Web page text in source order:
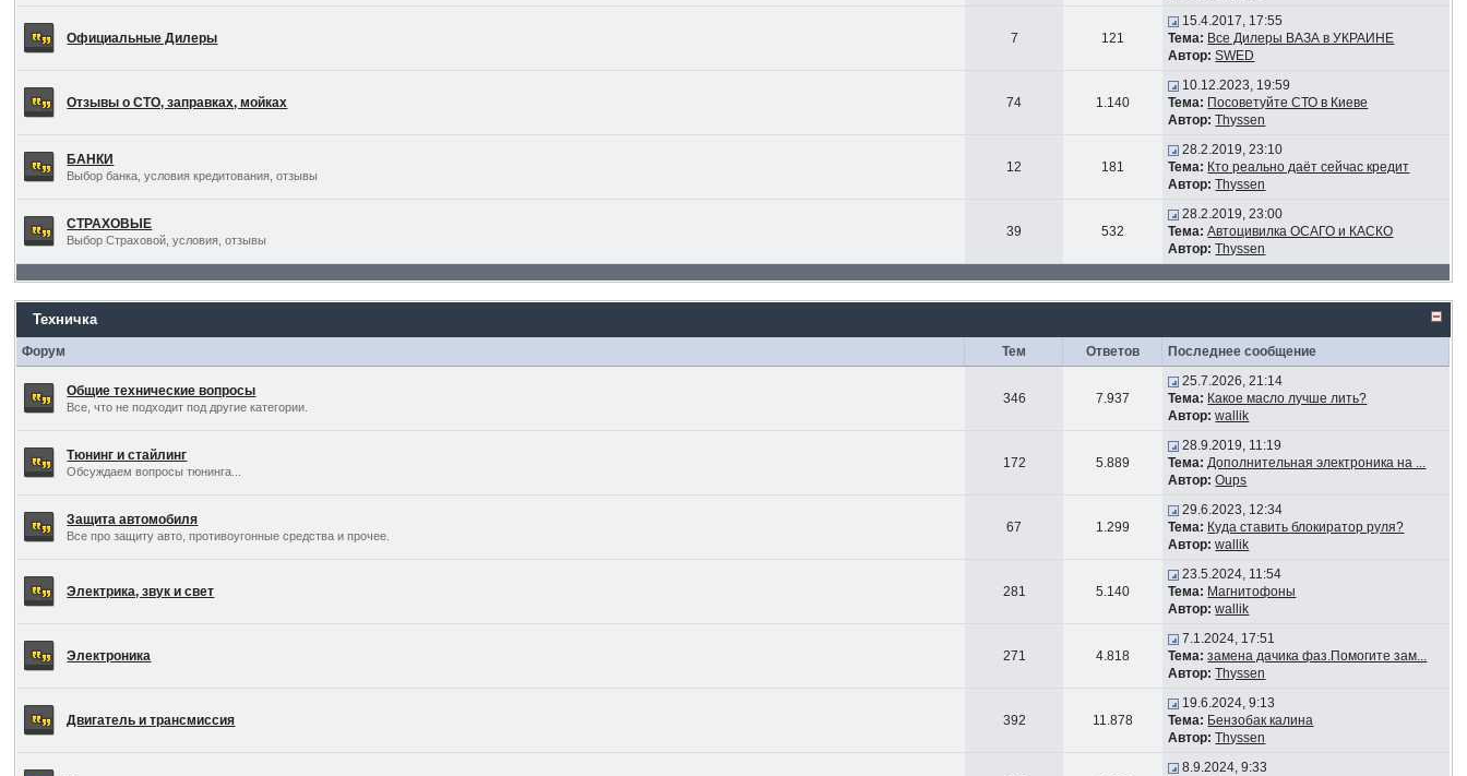
Официальные Дилеры 7 121
15.4.2017, 17:55
Тема: Все Дилеры ВАЗА в УКРАИНЕ
Автор: SWED
Отзывы о СТО, заправках, мойках 74 1.140
10.12.2023, 19:59
Тема: Посоветуйте СТО в Киеве
Автор: Thyssen
БАНКИ
Выбор банка, условия кредитования, отзывы
12 181
28.2.2019, 23:10
Тема: Кто реально даёт сейчас кредит
Автор: Thyssen
СТРАХОВЫЕ
Выбор Страховой, условия, отзывы
39 532
28.2.2019, 23:00
Тема: Автоцивилка ОСАГО и КАСКО
Автор: Thyssen
Техничка
Форум Тем Ответов Последнее сообщение
Общие технические вопросы
Все, что не подходит под другие категории.
346 7.937
25.7.2026, 21:14
Тема: Какое масло лучше лить?
Автор: wallik
Тюнинг и стайлинг
Обсуждаем вопросы тюнинга...
172 5.889
28.9.2019, 11:19
Тема: Дополнительная электроника на ...
Автор: Oups
Защита автомобиля
Все про защиту авто, противоугонные средства и прочее.
67 1.299
29.6.2023, 12:34
Тема: Куда ставить блокиратор руля?
Автор: wallik
Электрика, звук и свет 281 5.140
23.5.2024, 11:54
Тема: Магнитофоны
Автор: wallik
Электроника 271 4.818
7.1.2024, 17:51
Тема: замена дачика фаз.Помогите зам...
Автор: Thyssen
Двигатель и трансмиссия 392 11.878
19.6.2024, 9:13
Тема: Бензобак калина
Автор: Thyssen
8.9.2024, 9:33